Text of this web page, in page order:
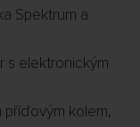
Spektrum a
s elektronickým
příďovým kolem,